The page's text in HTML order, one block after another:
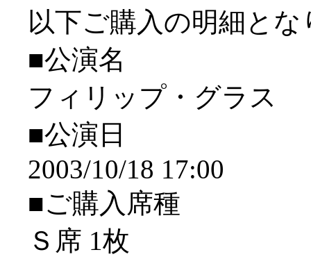
以下ご購入の明細と
■公演名
フィリップ・グラス
■公演日
2003/10/18 17:00
■ご購入席種
Ｓ席 1枚